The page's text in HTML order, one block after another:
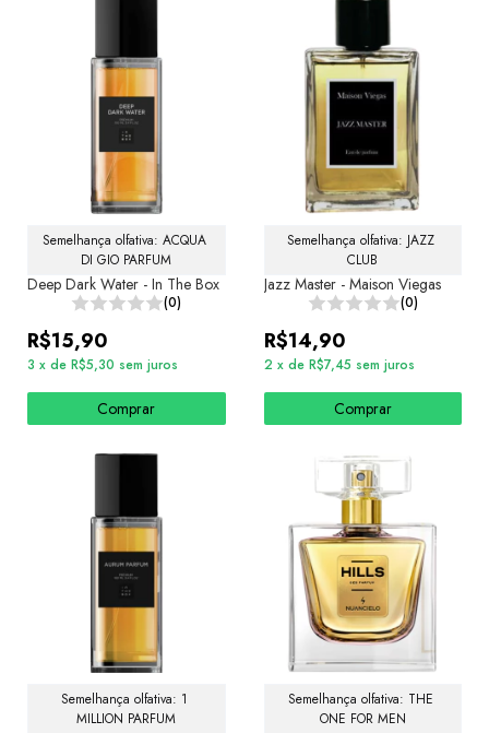
Semelhança olfativa: ACQUA
DI GIO PARFUM
Deep Dark Water - In The Box
(0)
R$15,90
3 x de R$5,30 sem juros
Comprar
Semelhança olfativa: JAZZ
CLUB
Jazz Master - Maison Viegas
(0)
R$14,90
2 x de R$7,45 sem juros
Comprar
Semelhança olfativa: 1
MILLION PARFUM
Semelhança olfativa: THE
ONE FOR MEN